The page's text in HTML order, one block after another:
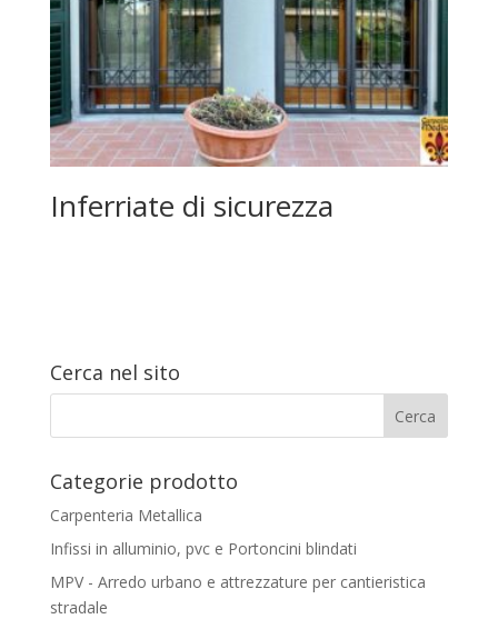
Inferriate di sicurezza
Cerca nel sito
Categorie prodotto
Carpenteria Metallica
Infissi in alluminio, pvc e Portoncini blindati
MPV - Arredo urbano e attrezzature per cantieristica
stradale